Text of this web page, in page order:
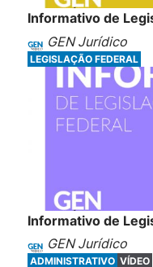
Informativo de
GEN Jurídico
LEGISLAÇÃO FEDERAL
Informativo de
GEN Jurídico
ADMINISTRATIVO VÍDEO